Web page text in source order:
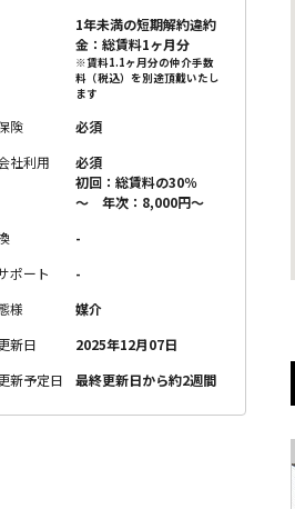
1年未満の短期解約違約
金：総賃料1ヶ月分
※賃料1.1ヶ月分の仲介手数
料（税込）を別途頂戴いたし
ます
険
必須
社利用
必須
初回：総賃料の30％
～ 年次：8,000円～
-
ポート
-
様
媒介
新日
2025年12月07日
新予定日
最終更新日から約2週間